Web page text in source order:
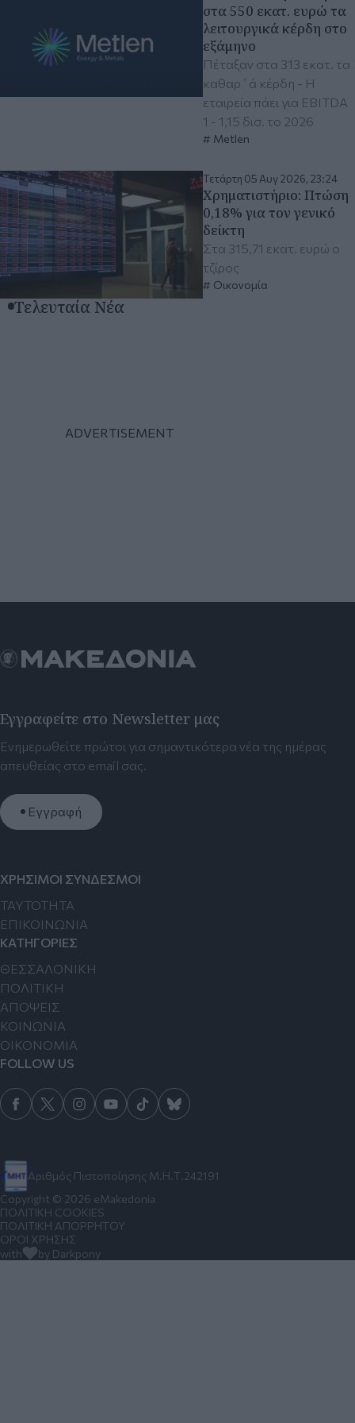
στα 550 εκατ. ευρώ τα
λειτουργικά κέρδη στο
εξάμηνο
Πέταξαν στα 313 εκατ. τα
καθαρ΄ά κέρδη - H
εταιρεία πάει για EBITDA
1 - 1,15 δισ. το 2026
Metlen
Τετάρτη 05 Αυγ 2026, 23:24
Χρηματιστήριο: Πτώση
0,18% για τον γενικό
δείκτη
Στα 315,71 εκατ. ευρώ ο
τζίρος
Οικονομία
Τελευταία Νέα
Εγγραφείτε στο Newsletter μας
Ενημερωθείτε πρώτοι για σημαντικότερα νέα της ημέρας
απευθείας στο email σας.
Εγγραφή
Αριθμός Πιστοποίησης Μ.Η.Τ.242191
ΧΡΗΣΙΜΟΙ ΣΥΝΔΕΣΜΟΙ
TAYTOTHTA
ΕΠΙΚΟΙΝΩΝΙΑ
ΚΑΤΗΓΟΡΙΕΣ
ΘΕΣΣΑΛΟΝΙΚΗ
ΠΟΛΙΤΙΚΗ
ΑΠΟΨΕΙΣ
ΚΟΙΝΩΝΙΑ
ΟΙΚΟΝΟΜΙΑ
FOLLOW US
Copyright © 2026 eMakedonia
ΠΟΛΙΤΙΚΗ COOKIES
ΠΟΛΙΤΙΚΗ ΑΠΟΡΡΗΤΟΥ
ΟΡΟΙ ΧΡΗΣΗΣ
with
by Darkpony